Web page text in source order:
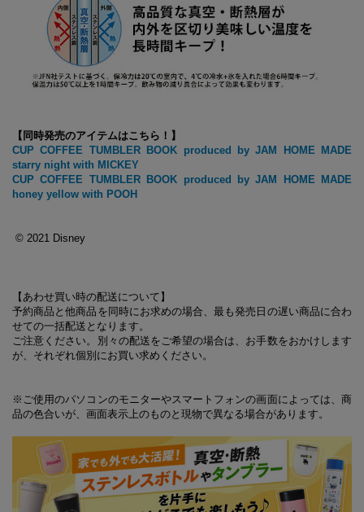
【同時発売のアイテムはこちら！】
CUP COFFEE TUMBLER BOOK produced by JAM HOME MADE
starry night with MICKEY
CUP COFFEE TUMBLER BOOK produced by JAM HOME MADE
honey yellow with POOH
© 2021 Disney
【あわせ買い時の配送について】
予約商品と他商品を同時にお求めの場合、最も発売日の遅い商品に合わ
せての一括配送となります。
ご注意ください。別々の配送をご希望の場合は、お手数をおかけします
が、それぞれ個別にお買い求めください。
※ご使用のパソコンのモニターやスマートフォンの画面によっては、商
品の色合いが、画面表示上のものと現物で異なる場合があります。